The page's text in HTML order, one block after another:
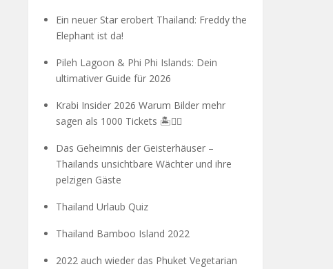
Ein neuer Star erobert Thailand: Freddy the
Elephant ist da!
Pileh Lagoon & Phi Phi Islands: Dein
ultimativer Guide für 2026
Krabi Insider 2026 Warum Bilder mehr
sagen als 1000 Tickets 🏝️🧗‍♂️
Das Geheimnis der Geisterhäuser –
Thailands unsichtbare Wächter und ihre
pelzigen Gäste
Thailand Urlaub Quiz
Thailand Bamboo Island 2022
2022 auch wieder das Phuket Vegetarian